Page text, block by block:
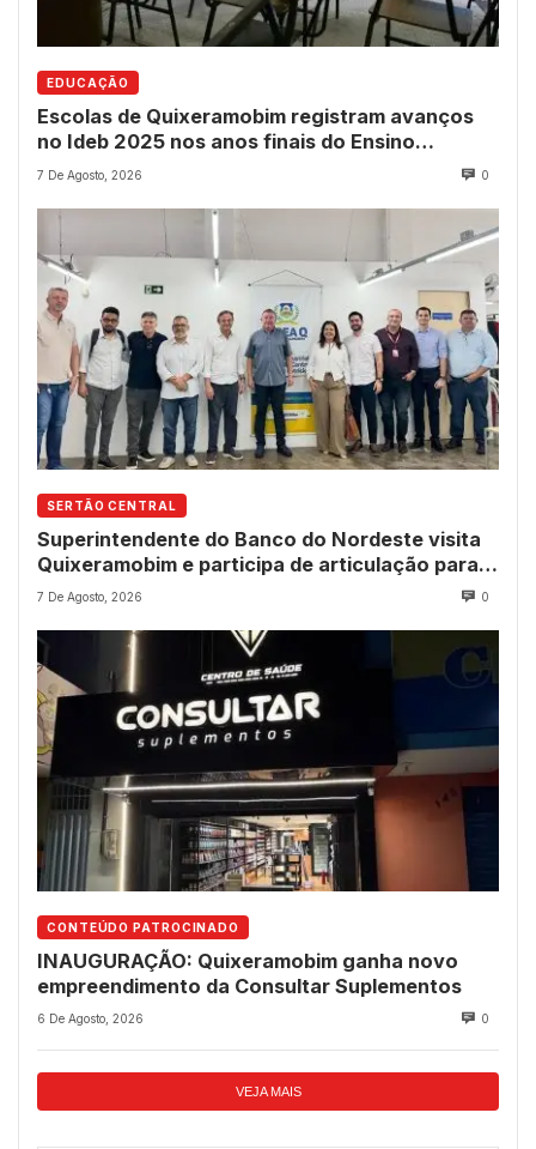
EDUCAÇÃO
Escolas de Quixeramobim registram avanços
no Ideb 2025 nos anos finais do Ensino
Fundamental
7 De Agosto, 2026 0
SERTÃO CENTRAL
Superintendente do Banco do Nordeste visita
Quixeramobim e participa de articulação para
avanço do futuro shopping
7 De Agosto, 2026 0
CONTEÚDO PATROCINADO
INAUGURAÇÃO: Quixeramobim ganha novo
empreendimento da Consultar Suplementos
6 De Agosto, 2026 0
VEJA MAIS